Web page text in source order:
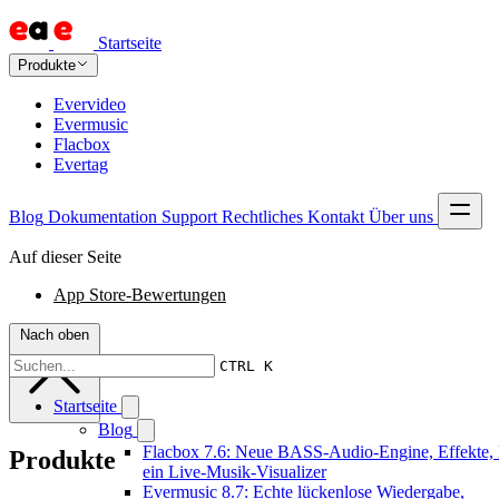
Startseite
Produkte
Evervideo
Evermusic
Flacbox
Evertag
Blog Dokumentation Support Rechtliches Kontakt Über uns
CTRL K
Startseite
Blog
Flacbox 7.6: Neue BASS-Audio-Engine, Effekte,
ein Live-Musik-Visualizer
Evermusic 8.7: Echte lückenlose Wiedergabe,
Auf dieser Seite
App Store-Bewertungen
Nach oben
Produkte